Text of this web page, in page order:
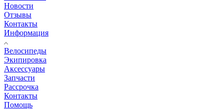
Новости
Отзывы
Контакты
Информация
Велосипеды
Экипировка
Аксессуары
Запчасти
Рассрочка
Контакты
Помощь